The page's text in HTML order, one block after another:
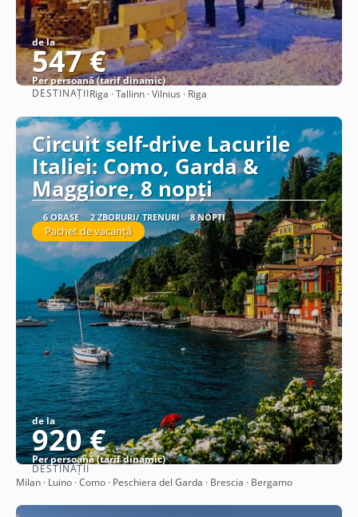
de la
547 €
Per persoană (tarif dinamic)
Vezi detalii
DESTINAȚIIRiga · Tallinn · Vilnius · Riga
Circuit self-drive Lacurile
Italiei: Como, Garda &
Maggiore, 8 nopți
6 ORAȘE 2 ZBORURI/ TRENURI 8 NOPȚI
Pachet de vacanță
de la
920 €
Per persoană (tarif dinamic)
Vezi detalii
DESTINAȚII
Milan · Luino · Como · Peschiera del Garda · Brescia · Bergamo